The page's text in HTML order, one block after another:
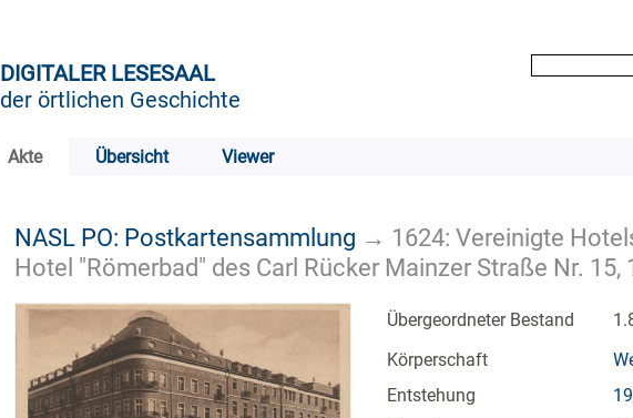
DIGITALER LESESAAL
der örtlichen Geschichte
Akte Übersicht Viewer
NASL PO: Postkartensammlung → 1624: Vereinigte
Hotel "Römerbad" des Carl Rücker Mainzer Straße Nr. 15,
Übergeordneter Bestand
Körperschaft
Entstehung